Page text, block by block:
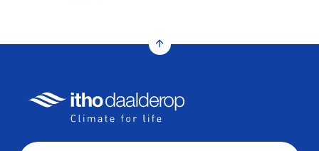
arrow_upward